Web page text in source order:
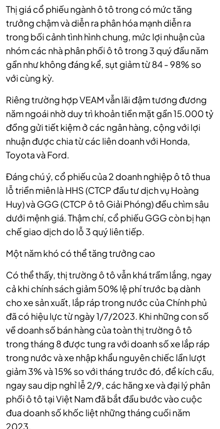
Thị giá cổ phiếu ngành ô tô trong có mức tăng
trưởng chậm và diễn ra phân hóa mạnh diễn ra
trong bối cảnh tình hình chung, mức lợi nhuận của
nhóm các nhà phân phối ô tô trong 3 quý đầu năm
gần như không đáng kể, sụt giảm từ 84 - 98% so
với cùng kỳ.
Riêng trường hợp VEAM vẫn lãi đậm tương đương
năm ngoái nhờ duy trì khoản tiền mặt gần 15.000 tỷ
đồng gửi tiết kiệm ở các ngân hàng, cộng với lợi
nhuận được chia từ các liên doanh với Honda,
Toyota và Ford.
Đáng chú ý, cổ phiếu của 2 doanh nghiệp ô tô thua
lỗ triền miên là HHS (CTCP đầu tư dịch vụ Hoàng
Huy) và GGG (CTCP ô tô Giải Phóng) đều chìm sâu
dưới mệnh giá. Thậm chí, cổ phiếu GGG còn bị hạn
chế giao dịch do lỗ 3 quý liên tiếp.
Một năm khó có thể tăng trưởng cao
Có thể thấy, thị trường ô tô vẫn khá trầm lắng, ngay
cả khi chính sách giảm 50% lệ phí trước bạ dành
cho xe sản xuất, lắp ráp trong nước của Chính phủ
đã có hiệu lực từ ngày 1/7/2023. Khi những con số
về doanh số bán hàng của toàn thị trường ô tô
trong tháng 8 được tung ra với doanh số xe lắp ráp
trong nước và xe nhập khẩu nguyên chiếc lần lượt
giảm 3% và 15% so với tháng trước đó, để kích cầu,
ngay sau dịp nghỉ lễ 2/9, các hãng xe và đại lý phân
phối ô tô tại Việt Nam đã bắt đầu bước vào cuộc
đua doanh số khốc liệt những tháng cuối năm
2023.